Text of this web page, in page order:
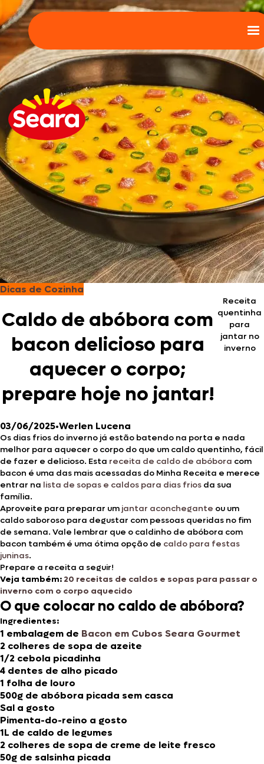
Dicas de Cozinha
Caldo de abóbora com
bacon delicioso para
aquecer o corpo;
prepare hoje no jantar!
Receita
quentinha
para
jantar no
inverno
03/06/2025•Werlen Lucena
Os dias frios do inverno já estão batendo na porta e nada
melhor para aquecer o corpo do que um caldo quentinho, fácil
de fazer e delicioso. Esta receita de caldo de abóbora com
bacon é uma das mais acessadas do Minha Receita e merece
entrar na lista de sopas e caldos para dias frios da sua
família.
Aproveite para preparar um jantar aconchegante ou um
caldo saboroso para degustar com pessoas queridas no fim
de semana. Vale lembrar que o caldinho de abóbora com
bacon também é uma ótima opção de caldo para festas
juninas.
Prepare a receita a seguir!
Veja também: 20 receitas de caldos e sopas para passar o
inverno com o corpo aquecido
O que colocar no caldo de abóbora?
Ingredientes:
1 embalagem de Bacon em Cubos Seara Gourmet
2 colheres de sopa de azeite
1/2 cebola picadinha
4 dentes de alho picado
1 folha de louro
500g de abóbora picada sem casca
Sal a gosto
Pimenta-do-reino a gosto
1L de caldo de legumes
2 colheres de sopa de creme de leite fresco
50g de salsinha picada